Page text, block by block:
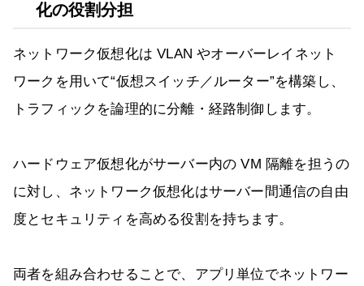
化の役割分担
ネットワーク仮想化は VLAN やオーバーレイネット
ワークを用いて“仮想スイッチ／ルーター”を構築し、
トラフィックを論理的に分離・経路制御します。
ハードウェア仮想化がサーバー内の VM 隔離を担うの
に対し、ネットワーク仮想化はサーバー間通信の自由
度とセキュリティを高める役割を持ちます。
両者を組み合わせることで、アプリ単位でネットワー